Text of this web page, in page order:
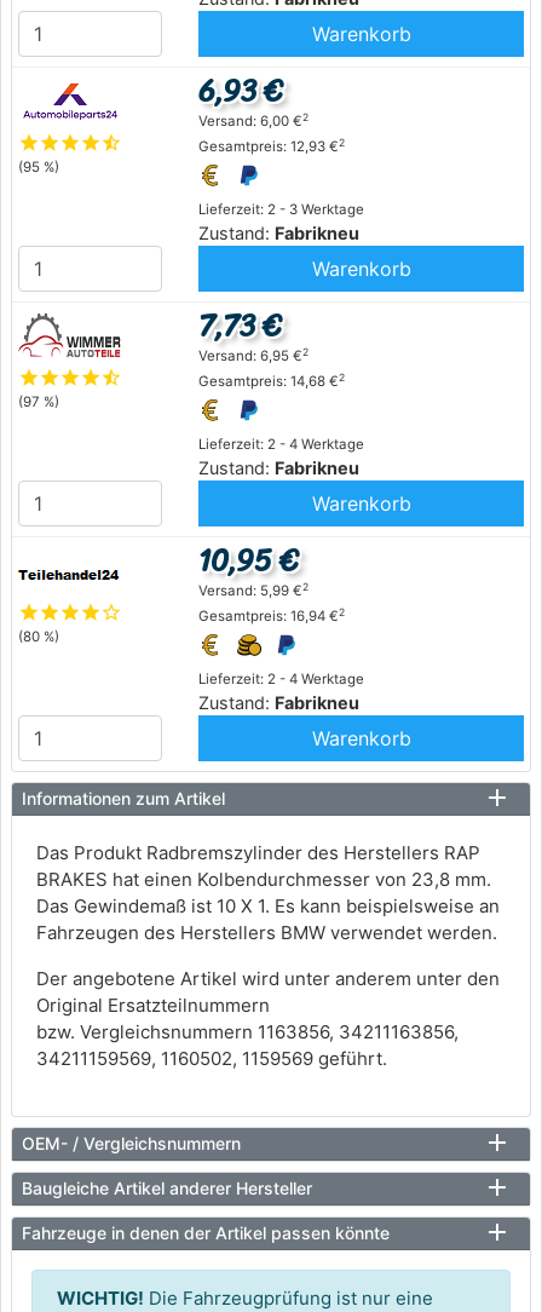
Warenkorb
starstarstarstarstar_half
(95 %)
Lieferzeit: 2 - 3 Werktage
Zustand: Fabrikneu
6,93 €
Versand: 6,00 €2
Gesamtpreis: 12,93 €2
Warenkorb
starstarstarstarstar_half
(97 %)
Lieferzeit: 2 - 4 Werktage
Zustand: Fabrikneu
7,73 €
Versand: 6,95 €2
Gesamtpreis: 14,68 €2
Warenkorb
starstarstarstarstar_outline
(80 %)
Lieferzeit: 2 - 4 Werktage
Zustand: Fabrikneu
10,95 €
Versand: 5,99 €2
Gesamtpreis: 16,94 €2
Warenkorb
Informationen zum Artikel
Das Produkt Radbremszylinder des Herstellers RAP
BRAKES hat einen Kolbendurchmesser von 23,8 mm.
Das Gewindemaß ist 10 X 1. Es kann beispielsweise an
Fahrzeugen des Herstellers BMW verwendet werden.
Der angebotene Artikel wird unter anderem unter den
Original Ersatzteilnummern
bzw. Vergleichsnummern 1163856, 34211163856,
34211159569, 1160502, 1159569 geführt.
OEM- / Vergleichsnummern
Baugleiche Artikel anderer Hersteller
Fahrzeuge in denen der Artikel passen könnte
WICHTIG! Die Fahrzeugprüfung ist nur eine